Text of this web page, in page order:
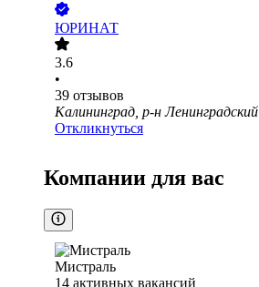
ЮРИНАТ
3.6
•
39 отзывов
Калининград, р-н Ленинградский
Откликнуться
Компании для вас
Мистраль
14 активных вакансий